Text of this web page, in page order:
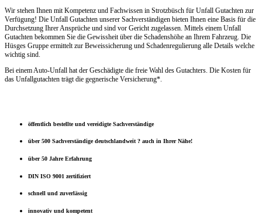
Wir stehen Ihnen mit Kompetenz und Fachwissen in Strotzbüsch für Unfall Gutachten zur
Verfügung! Die Unfall Gutachten unserer Sachverständigen bieten Ihnen eine Basis für die
Durchsetzung Ihrer Ansprüche und sind vor Gericht zugelassen. Mittels einem Unfall
Gutachten bekommen Sie die Gewissheit über die Schadenshöhe an Ihrem Fahrzeug. Die
Hüsges Gruppe ermittelt zur Beweissicherung und Schadenregulierung alle Details welche
wichtig sind.
Bei einem Auto-Unfall hat der Geschädigte die freie Wahl des Gutachters. Die Kosten für
das Unfallgutachten trägt die gegnerische Versicherung*.
öffentlich bestellte und vereidigte Sachverständige
über 500 Sachverständige deutschlandweit ? auch in Ihrer Nähe!
über 50 Jahre Erfahrung
DIN ISO 9001 zertifiziert
schnell und zuverlässig
innovativ und kompetent